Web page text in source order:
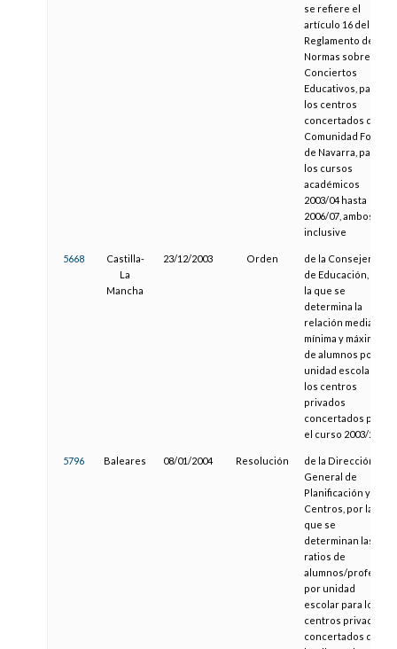
se refiere el
artículo 16 del
Reglamento de
Normas sobre
Conciertos
Educativos, para
los centros
concertados de la
Comunidad Foral
de Navarra, para
los cursos
académicos
2003/04 hasta
2006/07, ambos
inclusive
5668
Castilla-
La
Mancha
23/12/2003 Orden
de la Consejería
de Educación, por
la que se
determina la
relación media,
mínima y máxima
de alumnos por
unidad escolar en
los centros
privados
concertados para
el curso 2003/2004
5796 Baleares 08/01/2004 Resolución
de la Dirección
General de
Planificación y
Centros, por la
que se
determinan las
ratios de
alumnos/profesor
por unidad
escolar para los
centros privados
concertados de